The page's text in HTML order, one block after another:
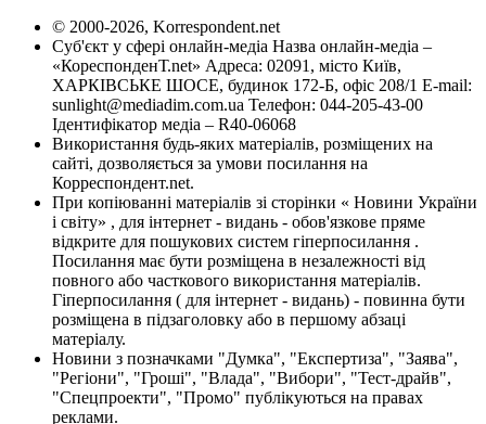
© 2000-2026, Korrespondent.net
Суб'єкт у сфері онлайн-медіа Назва онлайн-медіа –
«КореспонденТ.net» Адреса: 02091, місто Київ,
ХАРКІВСЬКЕ ШОСЕ, будинок 172-Б, офіс 208/1 E-mail:
sunlight@mediadim.com.ua Телефон: 044-205-43-00
Ідентифікатор медіа – R40-06068
Використання будь-яких матеріалів, розміщених на
сайті, дозволяється за умови посилання на
Корреспондент.net.
При копіюванні матеріалів зі сторінки « Новини України
і світу» , для інтернет - видань - обов'язкове пряме
відкрите для пошукових систем гіперпосилання .
Посилання має бути розміщена в незалежності від
повного або часткового використання матеріалів.
Гіперпосилання ( для інтернет - видань) - повинна бути
розміщена в підзаголовку або в першому абзаці
матеріалу.
Новини з позначками "Думка", "Експертиза", "Заява",
"Регіони", "Гроші", "Влада", "Вибори", "Тест-драйв",
"Спецпроекти", "Промо" публікуються на правах
реклами.